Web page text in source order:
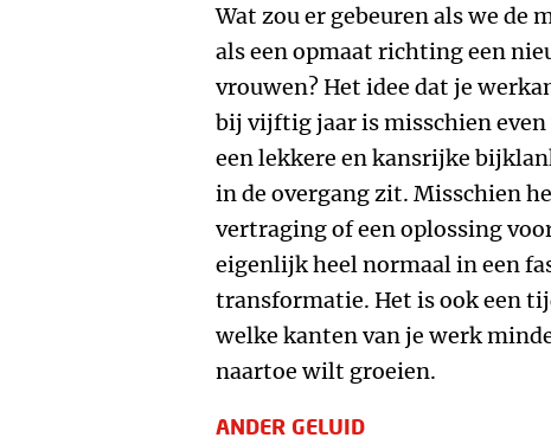
Wat zou er gebeuren als we de
als een opmaat richting een
vrouwen? Het idee dat je
bij vijftig jaar is misschien
een lekkere en kansrijke
in de overgang zit. Misschien
vertraging of een oplossing
eigenlijk heel normaal in een
transformatie. Het is ook een
welke kanten van je werk
naartoe wilt groeien.
ANDER GELUID